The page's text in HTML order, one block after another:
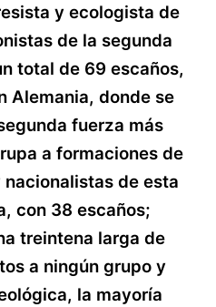
y ecologista de
de la segunda
total de 69 escaños,
Alemania, donde se
fuerza más
a formaciones de
de esta
con 38 escaños;
treintena larga de
a ningún grupo y
la mayoría